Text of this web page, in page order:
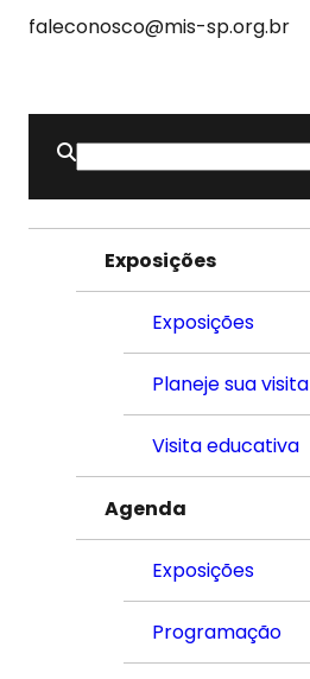
faleconosco@mis-sp.org.br
Buscar
por:
Exposições
Exposições
Planeje sua visita
Visita educativa
Agenda
Exposições
Programação